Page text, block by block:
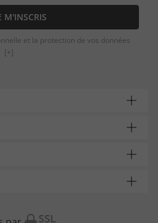
M'INSCRIS
et la protection de vos données
[+]